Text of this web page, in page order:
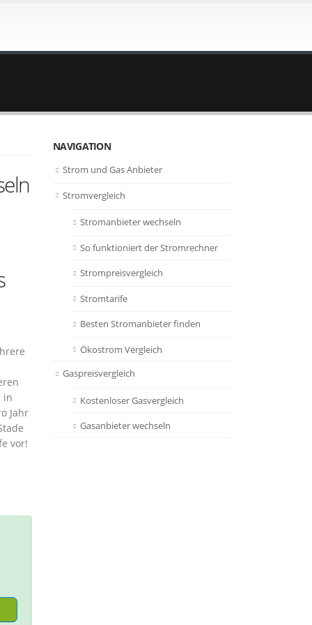
in
Jahr
vor!
NAVIGATION
Strom und Gas Anbieter
Stromvergleich
Stromanbieter wechseln
So funktioniert der Stromrechner
Strompreisvergleich
Stromtarife
Besten Stromanbieter finden
Ökostrom Vergleich
Gaspreisvergleich
Kostenloser Gasvergleich
Gasanbieter wechseln